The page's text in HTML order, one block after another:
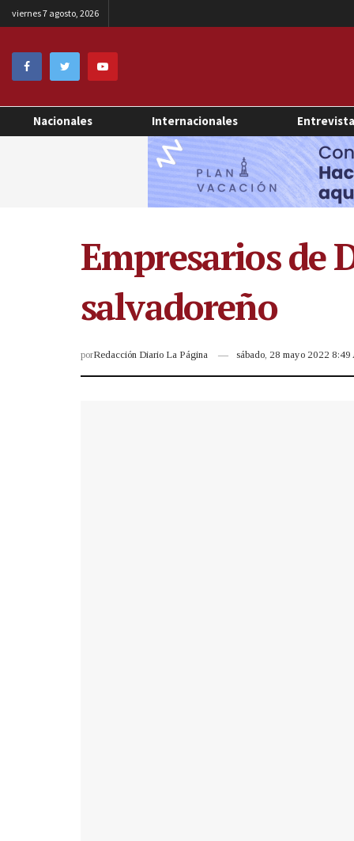
viernes 7 agosto, 2026
Nacionales Internacionales
Empresarios de
salvadoreño
porRedacción Diario La Página sábado, 28 mayo 2022 8:49